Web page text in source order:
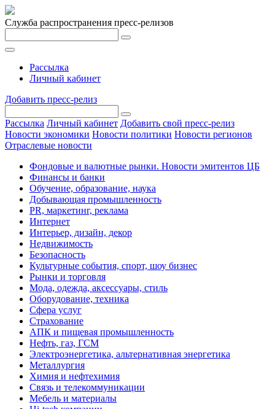
Служба распространения пресс-релизов
Рассылка
Личный кабинет
Добавить пресс-релиз
Рассылка Личный кабинет Добавить свой пресс-релиз
Новости экономики Новости политики Новости регионов
Отраслевые новости
Фондовые и валютные рынки. Новости эмитентов ЦБ
Финансы и банки
Обучение, образование, наука
Добывающая промышленность
PR, маркетинг, реклама
Интернет
Интерьер, дизайн, декор
Недвижимость
Безопасность
Культурные события, спорт, шоу бизнес
Рынки и торговля
Мода, одежда, аксессуары, стиль
Оборудование, техника
Сфера услуг
Страхование
АПК и пищевая промышленность
Нефть, газ, ГСМ
Электроэнергетика, альтернативная энергетика
Металлургия
Химия и нефтехимия
Связь и телекоммуникации
Мебель и материалы